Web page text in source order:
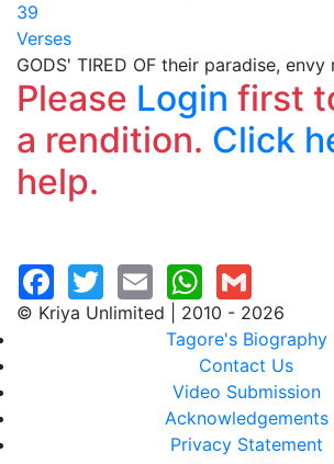
39
Verses
GODS' TIRED OF their paradise, envy
Please Login first
a rendition. Click
help.
© Kriya Unlimited | 2010 - 2026
Tagore's Biography
Contact Us
Video Submission
Acknowledgements
Privacy Statement